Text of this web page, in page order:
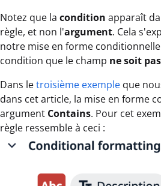
Notez que la condition apparaît
règle, et non l'argument. Cela
notre mise en forme
condition que le champ ne soit
Dans letroisième exemple que
dans cet article, la mise en forme
argument Contains. Pour cet
règle ressemble à ceci :